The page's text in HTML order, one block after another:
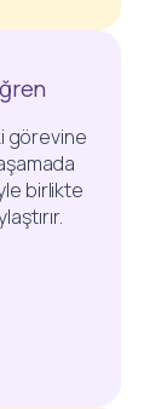
görevine
birlikte